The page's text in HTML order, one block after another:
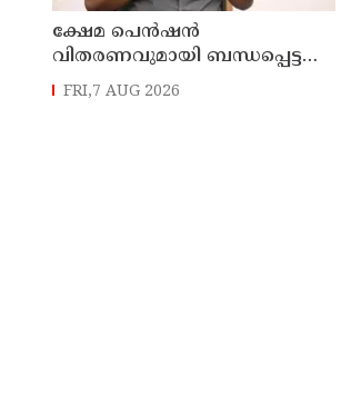
ക്ഷേമ പെൻഷൻ
വിതരണവുമായി ബന്ധപ്പെട്ട
പുതിയ ഉത്തരവ്
ലക്ഷക്കണക്കിന്
FRI,7 AUG 2026